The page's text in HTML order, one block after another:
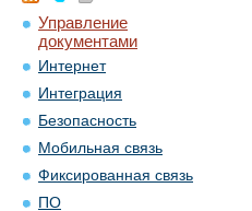
Управление
документами
Интернет
Интеграция
Безопасность
Мобильная связь
Фиксированная связь
ПО